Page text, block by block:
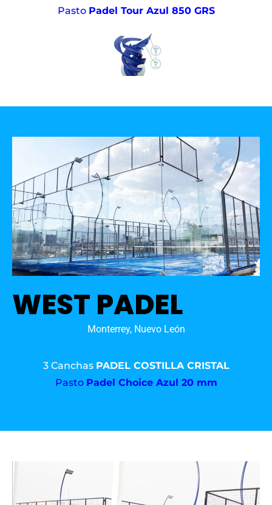
Pasto Padel Tour Azul 850 GRS
WEST PADEL
Monterrey, Nuevo León
3 Canchas PADEL COSTILLA CRISTAL
Pasto Padel Choice Azul 20 mm